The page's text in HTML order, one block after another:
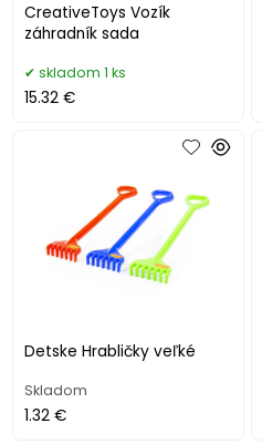
CreativeToys Vozík
záhradník sada
skladom 1 ks
15.32 €
Detske Hrabličky veľké
Skladom
1.32 €